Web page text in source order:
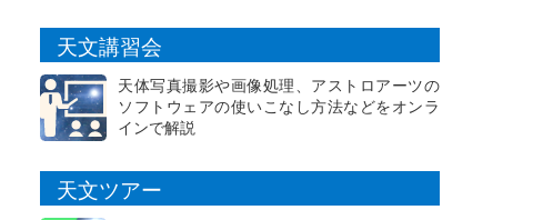
天文講習会
天体写真撮影や画像処理、アストロアーツの
ソフトウェアの使いこなし方法などをオンラ
インで解説
天文ツアー